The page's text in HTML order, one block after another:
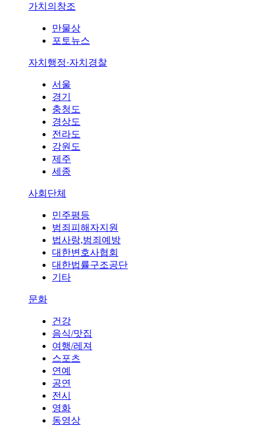
가치의창조
만물상
포토뉴스
자치행정·자치경찰
서울
경기
충청도
경상도
전라도
강원도
제주
세종
사회단체
민주평등
범죄피해자지원
법사랑,범죄예방
대한변호사협회
대한법률구조공단
기타
문화
건강
음식/맛집
여행/레져
스포츠
연예
공연
전시
영화
동영상